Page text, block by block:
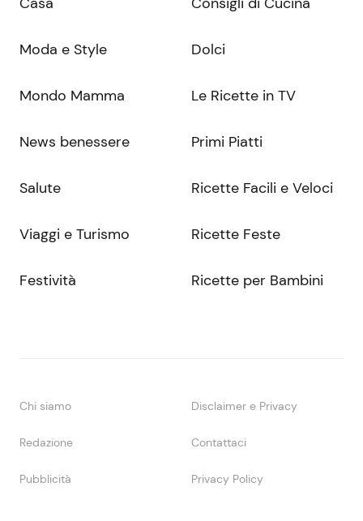
Moda e Style
Mondo Mamma
News benessere
Salute
Viaggi e Turismo
Festività
Dolci
Le Ricette in TV
Primi Piatti
Ricette Facili e Veloci
Ricette Feste
Ricette per Bambini
Chi siamo Disclaimer e Privacy
Redazione Contattaci
Pubblicità Privacy Policy